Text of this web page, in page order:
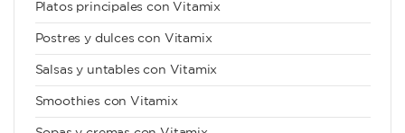
Platos principales con Vitamix
Postres y dulces con Vitamix
Salsas y untables con Vitamix
Smoothies con Vitamix